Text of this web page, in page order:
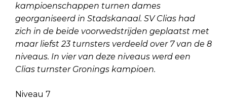
kampioenschappen turnen dames
georganiseerd in Stadskanaal. SV Clias had
zich in de beide voorwedstrijden geplaatst met
maar liefst 23 turnsters verdeeld over 7 van de 8
niveaus. In vier van deze niveaus werd een
Clias turnster Gronings kampioen.
Niveau 7